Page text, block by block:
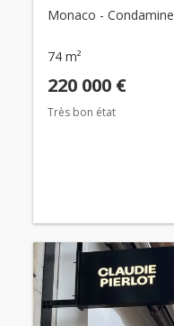
Monaco - Condamine
74 m²
220 000 €
Très bon état